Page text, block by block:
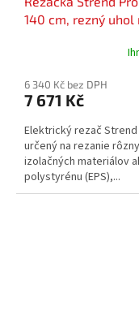
140 cm, rezný uhol
6 340 Kč bez DPH
7 671 Kč
Elektrický rezač Strend
určený na rezanie
izolačných materiálov
polystyrénu (EPS),...